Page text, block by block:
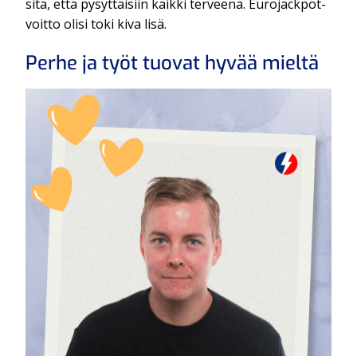
sitä, että pysyttäisiin kaikki terveenä. Eurojackpot-
voitto olisi toki kiva lisä.
Perhe ja työt tuovat hyvää mieltä